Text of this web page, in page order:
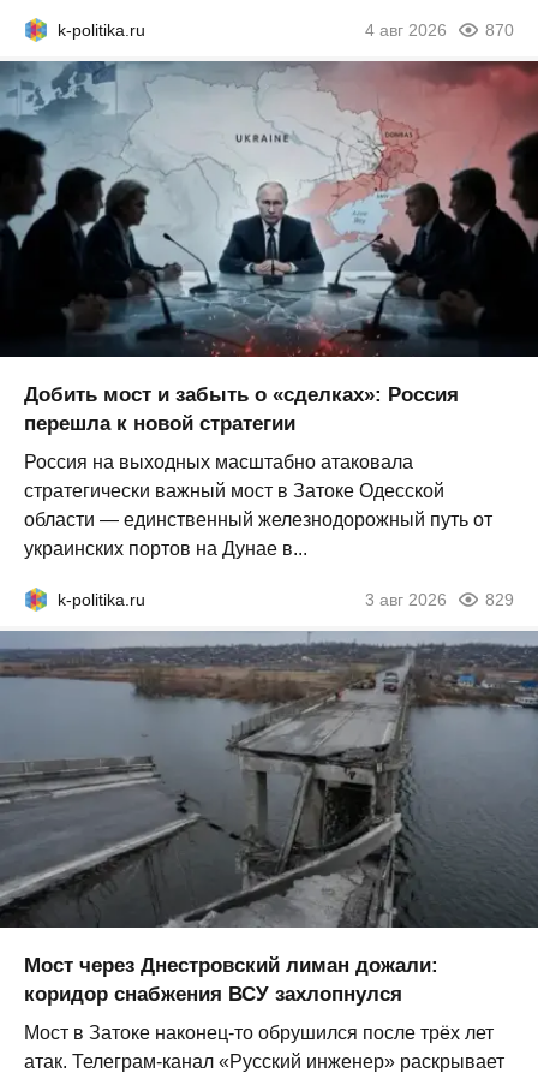
k-politika.ru 4 авг 2026 870
Добить мост и забыть о «сделках»: Россия
перешла к новой стратегии
Россия на выходных масштабно атаковала
стратегически важный мост в Затоке Одесской
области — единственный железнодорожный путь от
украинских портов на Дунае в...
k-politika.ru 3 авг 2026 829
Мост через Днестровский лиман дожали:
коридор снабжения ВСУ захлопнулся
Мост в Затоке наконец-то обрушился после трёх лет
атак. Телеграм-канал «Русский инженер» раскрывает